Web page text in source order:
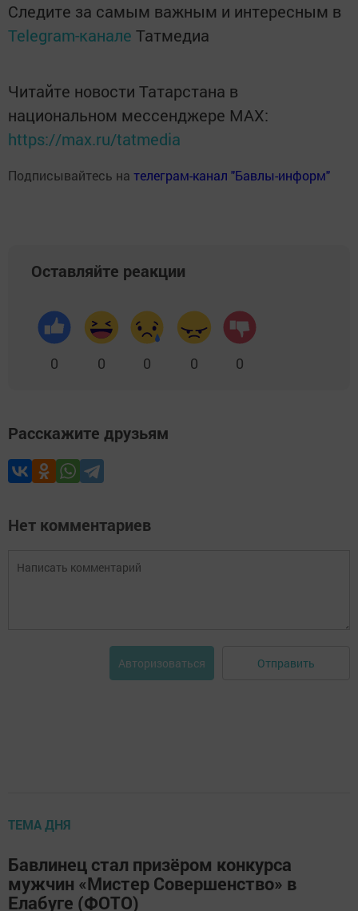
Следите за самым важным и интересным в
Telegram-канале Татмедиа
Читайте новости Татарстана в
национальном мессенджере MАХ:
https://max.ru/tatmedia
Подписывайтесь на телеграм-канал "Бавлы-информ"
Оставляйте реакции
0 0 0 0 0
Расскажите друзьям
Нет комментариев
Авторизоваться Отправить
ТЕМА ДНЯ
Бавлинец стал призёром конкурса
мужчин «Мистер Совершенство» в
Елабуге (ФОТО)